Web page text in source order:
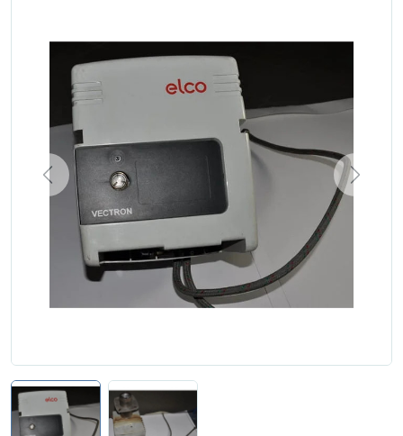
Ostrzenie narzędzi
Doradztwo
technologiczne
Producenci
Najpopularniejsi
Dowiedz się więcej
Aktualności i porady
Płatności i dostawa
Regulamin
Polityka prywatności
i cookies
Previous Next